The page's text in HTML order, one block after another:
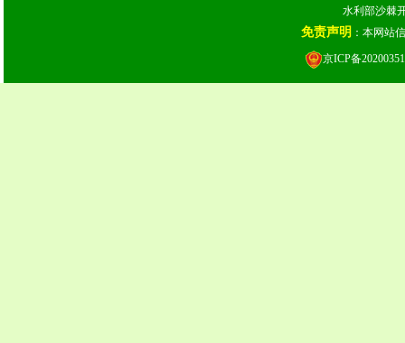
水利部沙棘
免责声明 ：本网站
京ICP备